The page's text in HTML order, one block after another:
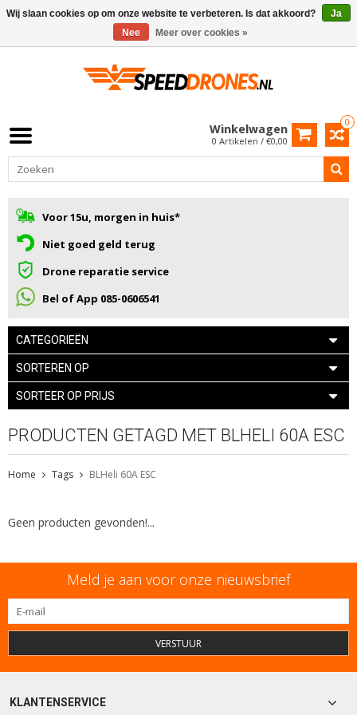
0
Winkelwagen
0 Artikelen / €0,00
Voor 15u, morgen in huis*
Niet goed geld terug
Drone reparatie service
Bel of App 085-0606541
CATEGORIEËN
SORTEREN OP
SORTEER OP PRIJS
PRODUCTEN GETAGD MET BLHELI 60A ESC
Home Tags BLHeli 60A ESC
Geen producten gevonden!...
Meld je aan voor onze nieuwsbrief
VERSTUUR
KLANTENSERVICE
Wij slaan cookies op om onze website te verbeteren. Is dat akkoord?
Ja
Nee
Meer over cookies »